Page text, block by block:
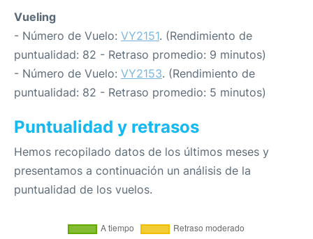
Vueling
- Número de Vuelo: VY2151. (Rendimiento de
puntualidad: 82 - Retraso promedio: 9 minutos)
- Número de Vuelo: VY2153. (Rendimiento de
puntualidad: 82 - Retraso promedio: 5 minutos)
Puntualidad y retrasos
Hemos recopilado datos de los últimos meses y
presentamos a continuación un análisis de la
puntualidad de los vuelos.